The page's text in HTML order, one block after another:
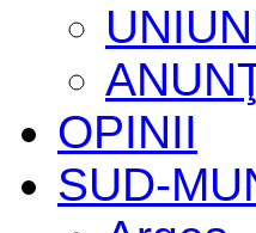
OPINII
SUD-